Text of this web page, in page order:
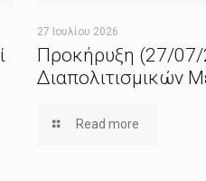
27 Ιουλίου 2026
Προκήρυξη (27/07/
Διαπολιτισμικών
Read more